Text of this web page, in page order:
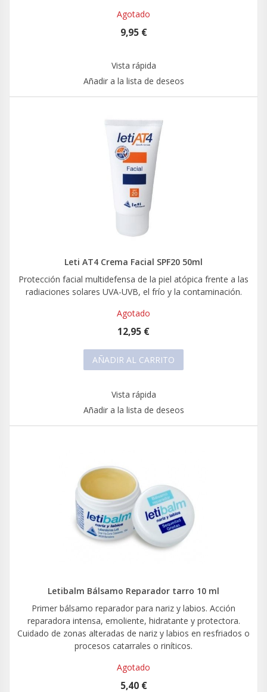
Agotado
9,95 €
Vista rápida
Añadir a la lista de deseos
Leti AT4 Crema Facial SPF20 50ml
Protección facial multidefensa de la piel atópica frente a las
radiaciones solares UVA-UVB, el frío y la contaminación.
Agotado
12,95 €
AÑADIR AL CARRITO
Vista rápida
Añadir a la lista de deseos
Letibalm Bálsamo Reparador tarro 10 ml
Primer bálsamo reparador para nariz y labios. Acción
reparadora intensa, emoliente, hidratante y protectora.
Cuidado de zonas alteradas de nariz y labios en resfriados o
procesos catarrales o riníticos.
Agotado
5,40 €